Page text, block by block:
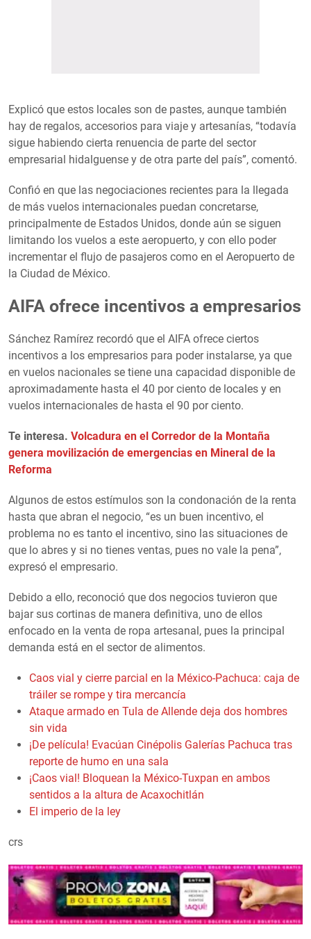
Explicó que estos locales son de pastes, aunque también
hay de regalos, accesorios para viaje y artesanías, “todavía
sigue habiendo cierta renuencia de parte del sector
empresarial hidalguense y de otra parte del país”, comentó.
Confió en que las negociaciones recientes para la llegada
de más vuelos internacionales puedan concretarse,
principalmente de Estados Unidos, donde aún se siguen
limitando los vuelos a este aeropuerto, y con ello poder
incrementar el flujo de pasajeros como en el Aeropuerto de
la Ciudad de México.
AIFA ofrece incentivos a empresarios
Sánchez Ramírez recordó que el AIFA ofrece ciertos
incentivos a los empresarios para poder instalarse, ya que
en vuelos nacionales se tiene una capacidad disponible de
aproximadamente hasta el 40 por ciento de locales y en
vuelos internacionales de hasta el 90 por ciento.
Te interesa. Volcadura en el Corredor de la Montaña
genera movilización de emergencias en Mineral de la
Reforma
Algunos de estos estímulos son la condonación de la renta
hasta que abran el negocio, “es un buen incentivo, el
problema no es tanto el incentivo, sino las situaciones de
que lo abres y si no tienes ventas, pues no vale la pena”,
expresó el empresario.
Debido a ello, reconoció que dos negocios tuvieron que
bajar sus cortinas de manera definitiva, uno de ellos
enfocado en la venta de ropa artesanal, pues la principal
demanda está en el sector de alimentos.
Caos vial y cierre parcial en la México-Pachuca: caja de
tráiler se rompe y tira mercancía
Ataque armado en Tula de Allende deja dos hombres
sin vida
¡De película! Evacúan Cinépolis Galerías Pachuca tras
reporte de humo en una sala
¡Caos vial! Bloquean la México-Tuxpan en ambos
sentidos a la altura de Acaxochitlán
El imperio de la ley
crs